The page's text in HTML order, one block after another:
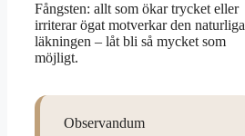
Fångsten: allt som ökar trycket eller
irriterar ögat motverkar den naturliga
läkningen – låt bli så mycket som
möjligt.
Observandum